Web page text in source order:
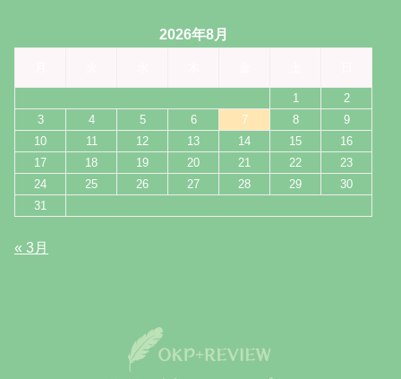
2026年8月
1
2
3
4 5 6 7 8
9
10
11 12 13 14 15
16
17
18 19 20 21 22
23
24
25 26 27 28 29
30
31
« 3月